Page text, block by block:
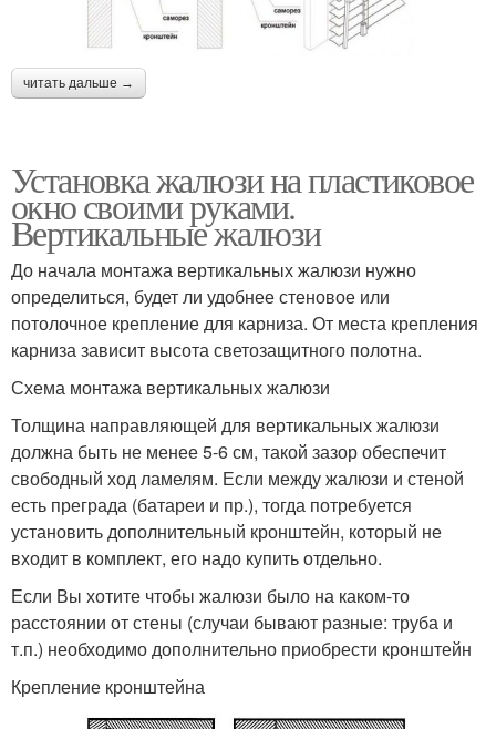
читать дальше →
Установка жалюзи на пластиковое
окно своими руками.
Вертикальные жалюзи
До начала монтажа вертикальных жалюзи нужно
определиться, будет ли удобнее стеновое или
потолочное крепление для карниза. От места крепления
карниза зависит высота светозащитного полотна.
Схема монтажа вертикальных жалюзи
Толщина направляющей для вертикальных жалюзи
должна быть не менее 5-6 см, такой зазор обеспечит
свободный ход ламелям. Если между жалюзи и стеной
есть преграда (батареи и пр.), тогда потребуется
установить дополнительный кронштейн, который не
входит в комплект, его надо купить отдельно.
Если Вы хотите чтобы жалюзи было на каком-то
расстоянии от стены (случаи бывают разные: труба и
т.п.) необходимо дополнительно приобрести кронштейн
Крепление кронштейна